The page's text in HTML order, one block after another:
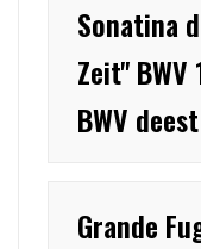
Sonatina
Zeit" BWV
BWV
Grande